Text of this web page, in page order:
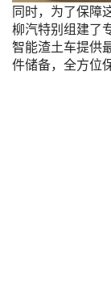
同时，为了保障
柳汽特别组建了
智能渣土车提供
件储备，全方位